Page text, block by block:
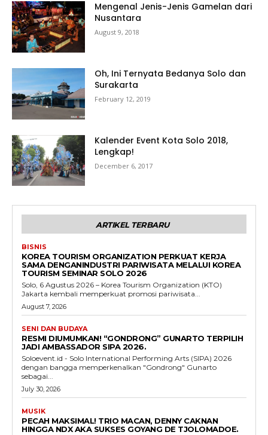
Mengenal Jenis-Jenis Gamelan dari
Nusantara
August 9, 2018
Oh, Ini Ternyata Bedanya Solo dan
Surakarta
February 12, 2019
Kalender Event Kota Solo 2018,
Lengkap!
December 6, 2017
ARTIKEL TERBARU
BISNIS
KOREA TOURISM ORGANIZATION PERKUAT KERJA
SAMA DENGANINDUSTRI PARIWISATA MELALUI KOREA
TOURISM SEMINAR SOLO 2026
Solo, 6 Agustus 2026 – Korea Tourism Organization (KTO)
Jakarta kembali memperkuat promosi pariwisata...
August 7, 2026
SENI DAN BUDAYA
RESMI DIUMUMKAN! “GONDRONG” GUNARTO TERPILIH
JADI AMBASSADOR SIPA 2026.
Soloevent.id - Solo International Performing Arts (SIPA) 2026
dengan bangga memperkenalkan "Gondrong" Gunarto
sebagai...
July 30, 2026
MUSIK
PECAH MAKSIMAL! TRIO MACAN, DENNY CAKNAN
HINGGA NDX AKA SUKSES GOYANG DE TJOLOMADOE.